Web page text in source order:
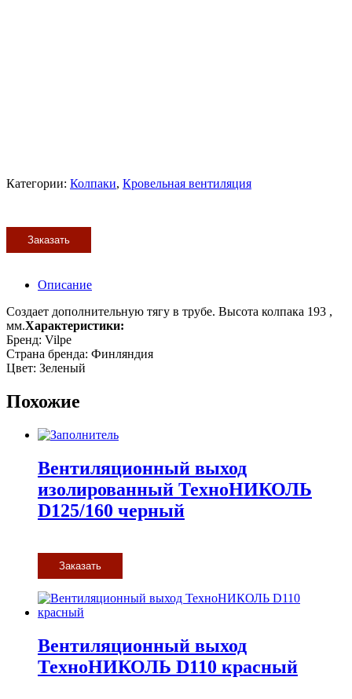
Категории: Колпаки, Кровельная вентиляция
Заказать
Описание
Создает дополнительную тягу в трубе. Высота колпака 193 ,
мм.Характеристики:
Бренд: Vilpe
Страна бренда: Финляндия
Цвет: Зеленый
Похожие
Вентиляционный выход
изолированный ТехноНИКОЛЬ
D125/160 черный
Заказать
Вентиляционный выход
ТехноНИКОЛЬ D110 красный